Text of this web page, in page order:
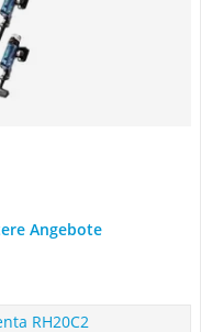
Angebote
RH20C2